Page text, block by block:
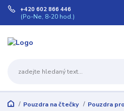
+420 602 866 446
(Po-Ne, 8-20 hod.)
Pouzdra na čtečky Pouzdra